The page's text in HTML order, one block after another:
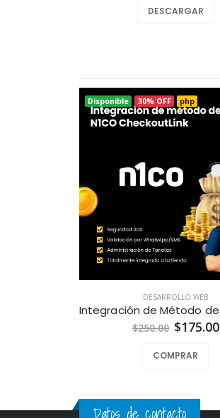
DESCARGAR
Disponible 30% OFF php
DESARROLLO WEB
$250.00 $175.00
COMPRAR